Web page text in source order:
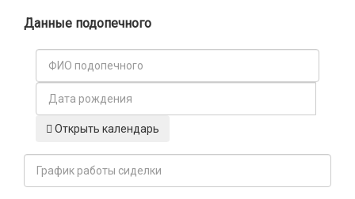
Данные подопечного
Открыть календарь